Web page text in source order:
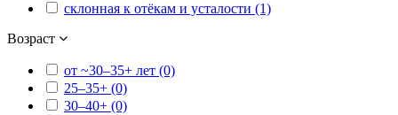
склонная к отёкам и усталости (1)
Возраст
от ~30–35+ лет (0)
25–35+ (0)
30–40+ (0)